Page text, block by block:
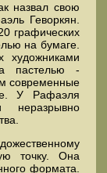
назвал свою
Геворкян.
графических
на бумаге.
художниками
пастелью -
современные
У Рафаэля
неразрывно
точку. Она
формата.